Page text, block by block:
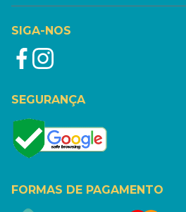
SIGA-NOS
SEGURANÇA
FORMAS DE PAGAMENTO